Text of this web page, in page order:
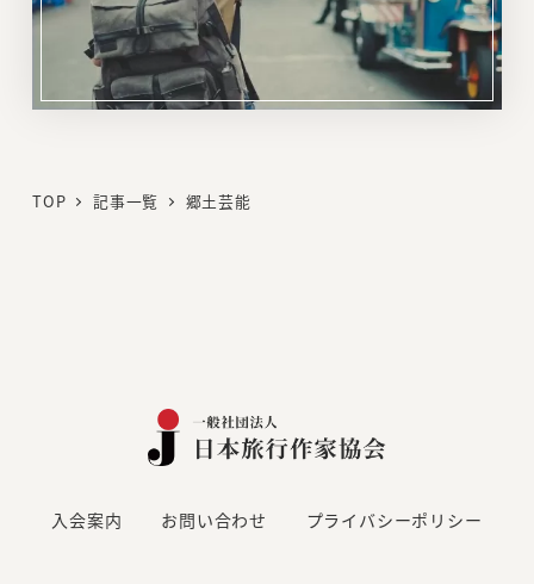
TOP 記事一覧 郷土芸能
入会案内 お問い合わせ プライバシーポリシー